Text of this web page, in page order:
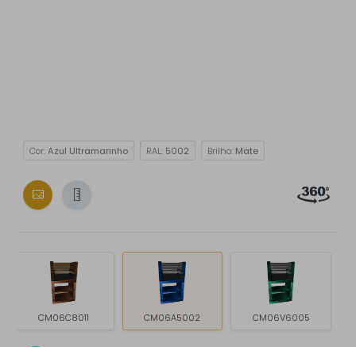
Cor:Azul Ultramarinho RAL: 5002 Brilho: Mate
CM06C8011 CM06A5002 CM06V6005